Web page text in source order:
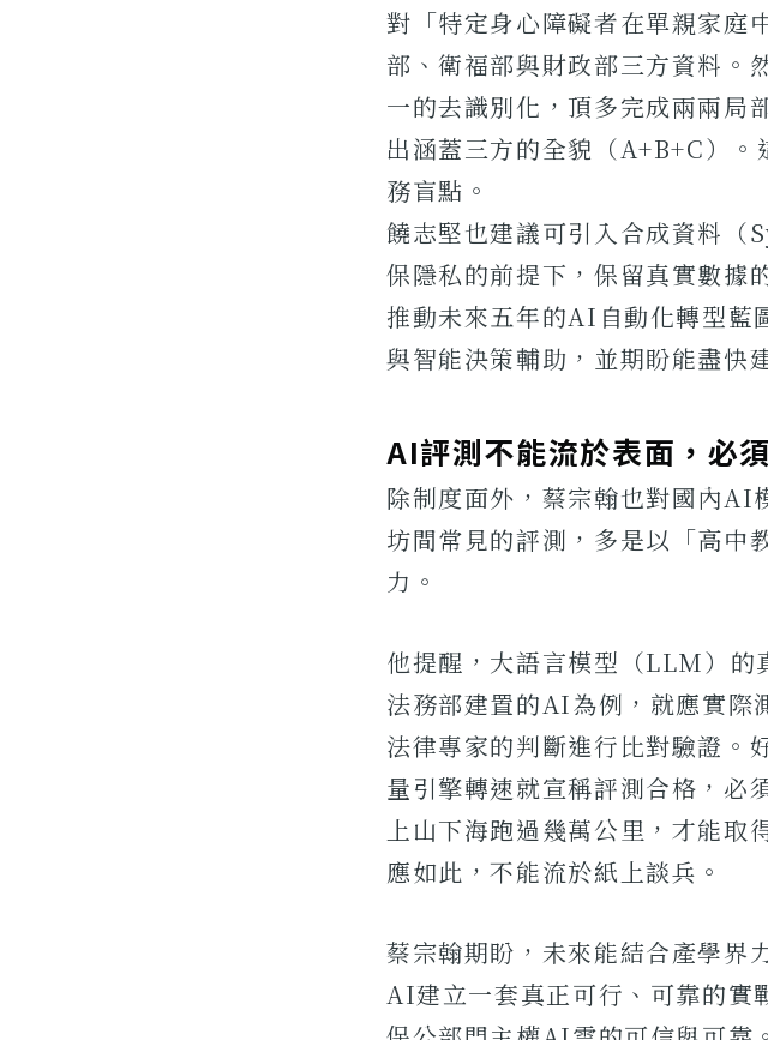
對「特定身心障礙者在單親家庭
部、衛福部與財政部三方資料。
一的去識別化，頂多完成兩兩局
出涵蓋三方的全貌（A+B+C）
務盲點。
饒志堅也建議可引入合成資料
保隱私的前提下，保留真實數據
推動未來五年的AI自動化轉型藍
與智能決策輔助，並期盼能盡快
AI評測不能流於表面，必
除制度面外，蔡宗翰也對國內AI
坊間常見的評測，多是以「高中
力。
他提醒，大語言模型（LLM）
法務部建置的AI為例，就應實際
法律專家的判斷進行比對驗證。
量引擎轉速就宣稱評測合格，必
上山下海跑過幾萬公里，才能
應如此，不能流於紙上談兵。
蔡宗翰期盼，未來能結合產學界
AI建立一套真正可行、可靠的實